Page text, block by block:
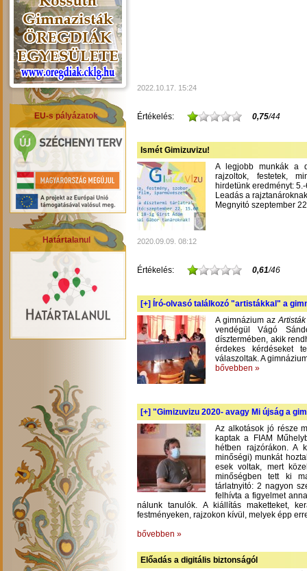
EU-s pályázatok
Határtalanul
2022.10.17. 15:24
Értékelés: 0,75/44
Ismét Gimizuvizu!
A legjobb munkák a
rajzoltok, festetek,
hirdetünk eredményt:
Leadás a
Megnyitó szeptember
2020.09.09. 08:12
Értékelés: 0,61/46
[+] Író-olvasó találkozó "artistákkal" a
A gimnázium az
vendégül Vágó
dísztermében, akik
érdekes kérdéseket
válaszoltak. A
bővebben »
[+] "Gimizuvizu 2020- avagy Mi újság a
Az alkotások jó része
kaptak a FIAM
hétben rajzórákon. A
minőségi) munkát
esek voltak, mert
minőségben tett ki
tárlatnyitó: 2 nagyon
felhívta a figyelmet
nálunk tanulók. A kiállítás maketteket,
festményeken, rajzokon kívül, melyek épp
bővebben »
Előadás a digitális biztonságól